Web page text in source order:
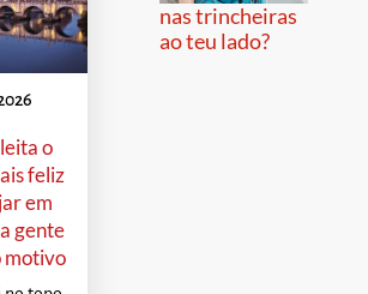
o
feliz
em
gente
motivo
nas trincheiras
ao teu lado?